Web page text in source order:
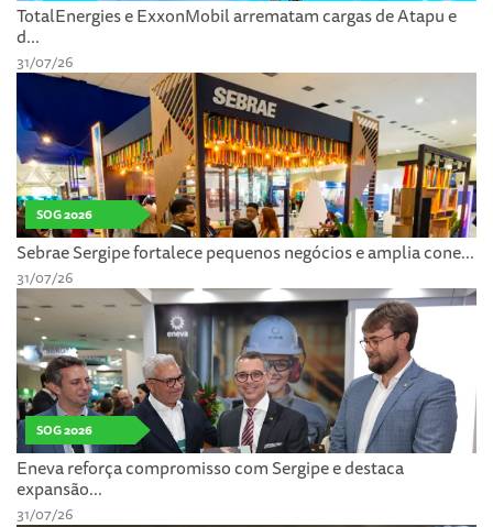
TotalEnergies e ExxonMobil arrematam cargas de Atapu e
d...
31/07/26
SOG 2026
Sebrae Sergipe fortalece pequenos negócios e amplia cone...
31/07/26
SOG 2026
Eneva reforça compromisso com Sergipe e destaca
expansão...
31/07/26